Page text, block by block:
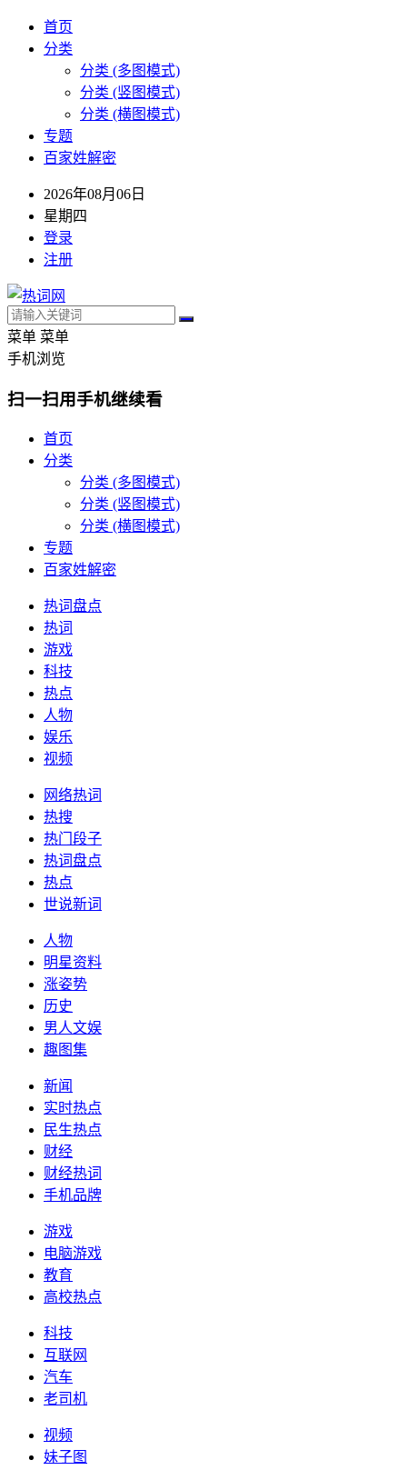
首页
分类
分类 (多图模式)
分类 (竖图模式)
分类 (横图模式)
专题
百家姓解密
2026年08月06日
星期四
登录
注册
菜单 菜单
手机浏览
扫一扫用手机继续看
首页
分类
分类 (多图模式)
分类 (竖图模式)
分类 (横图模式)
专题
百家姓解密
热词盘点
热词
游戏
科技
热点
人物
娱乐
视频
网络热词
热搜
热门段子
热词盘点
热点
世说新词
人物
明星资料
涨姿势
历史
男人文娱
趣图集
新闻
实时热点
民生热点
财经
财经热词
手机品牌
游戏
电脑游戏
教育
高校热点
科技
互联网
汽车
老司机
视频
妹子图